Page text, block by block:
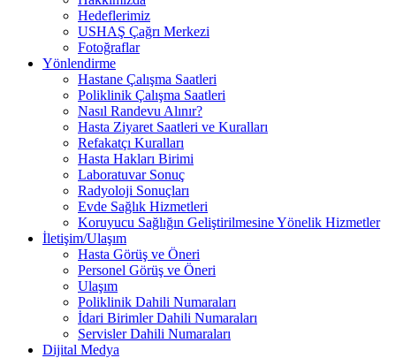
Hedeflerimiz
USHAŞ Çağrı Merkezi
Fotoğraflar
Yönlendirme
Hastane Çalışma Saatleri
Poliklinik Çalışma Saatleri
Nasıl Randevu Alınır?
Hasta Ziyaret Saatleri ve Kuralları
Refakatçı Kuralları
Hasta Hakları Birimi
Laboratuvar Sonuç
Radyoloji Sonuçları
Evde Sağlık Hizmetleri
Koruyucu Sağlığın Geliştirilmesine Yönelik Hizmetler
İletişim/Ulaşım
Hasta Görüş ve Öneri
Personel Görüş ve Öneri
Ulaşım
Poliklinik Dahili Numaraları
İdari Birimler Dahili Numaraları
Servisler Dahili Numaraları
Dijital Medya